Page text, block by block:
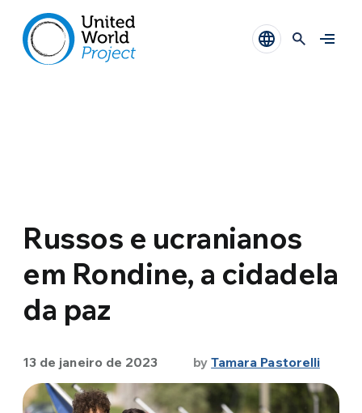
Russos e ucranianos
em Rondine, a cidadela
da paz
13 de janeiro de 2023 byTamara Pastorelli